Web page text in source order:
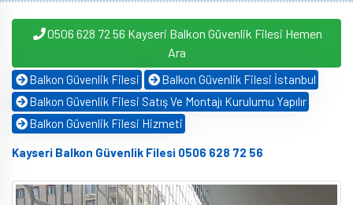
0506 628 72 56 Kayseri Balkon Güvenlik Filesi Hemen
Ara
Balkon Güvenlik Filesi
Balkon Güvenlik Filesi İstanbul
Balkon Güvenlik Filesi Satış Ve Montajı Kurulumu Yapılır
Balkon Güvenlik Filesi Hizmeti
Kayseri Balkon Güvenlik Filesi 0506 628 72 56